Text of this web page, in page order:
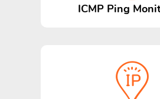
ICMP Ping